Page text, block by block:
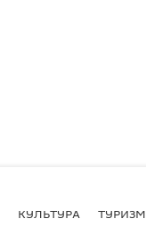
КУЛЬТУРА ТУРИЗМ